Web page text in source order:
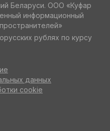
Беларуси. ООО «Куфар
информационный
рублях по курсу
данных
cookie